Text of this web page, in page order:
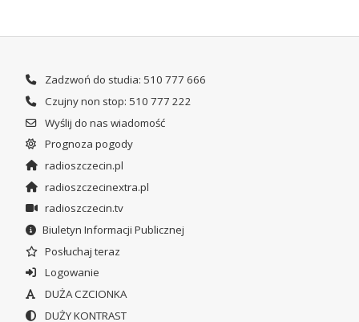
Zadzwoń do studia: 510 777 666
Czujny non stop: 510 777 222
Wyślij do nas wiadomość
Prognoza pogody
radioszczecin.pl
radioszczecinextra.pl
radioszczecin.tv
Biuletyn Informacji Publicznej
Posłuchaj teraz
Logowanie
DUŻA CZCIONKA
DUŻY KONTRAST